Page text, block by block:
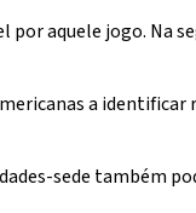
por aquele jogo. Na
a
sede também